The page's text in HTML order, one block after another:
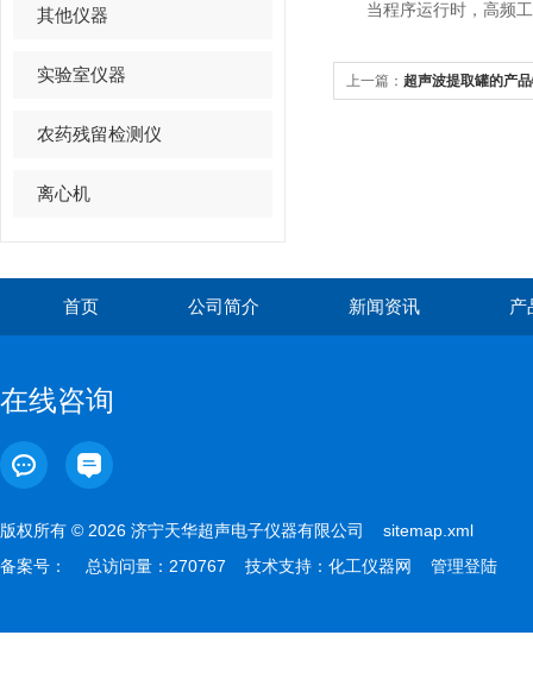
其他仪器
实验室仪器
农药残留检测仪
离心机
当程序运行时，高频工
上一篇： 超声波提取罐的产
首页 公司简介 新闻资讯 产
在线咨询
版权所有 © 2026 济宁天华超声电子仪器有限公司 sitemap.xml
备案号：
总访问量：270767 技术支持： 化工仪器网 管理登陆